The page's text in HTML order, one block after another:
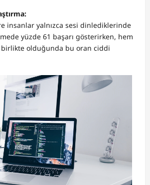
insanlar yalnızca sesi dinlediklerinde
yüzde 61 başarı gösterirken, hem
olduğunda bu oran ciddi